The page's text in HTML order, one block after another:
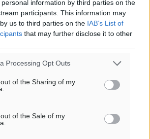
information by third parties on the
participants. This information may
us to third parties on the IAB’s List of
that may further disclose it to other
Processing Opt Outs
of the Sharing of my
of the Sale of my